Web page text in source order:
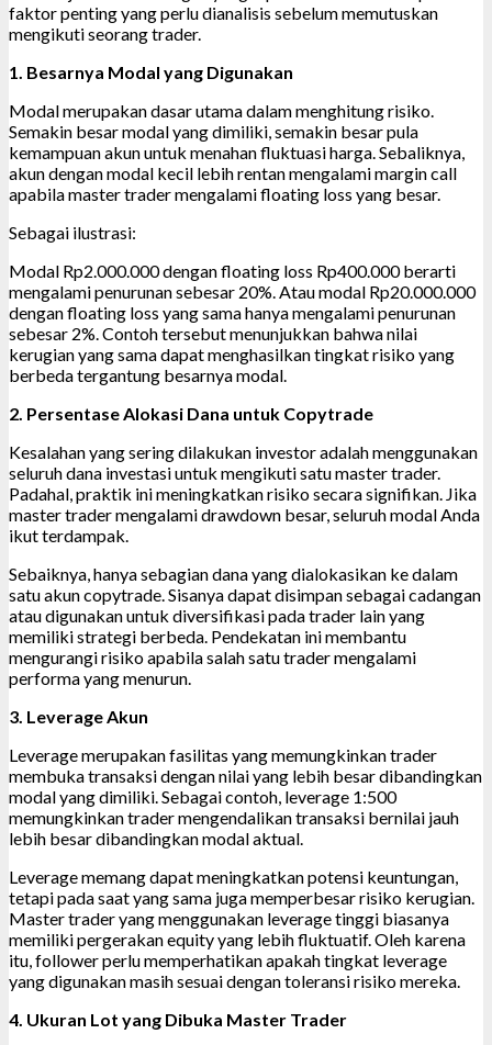
faktor penting yang perlu dianalisis sebelum memutuskan
mengikuti seorang trader.
1. Besarnya Modal yang Digunakan
Modal merupakan dasar utama dalam menghitung risiko.
Semakin besar modal yang dimiliki, semakin besar pula
kemampuan akun untuk menahan fluktuasi harga. Sebaliknya,
akun dengan modal kecil lebih rentan mengalami margin call
apabila master trader mengalami floating loss yang besar.
Sebagai ilustrasi:
Modal Rp2.000.000 dengan floating loss Rp400.000 berarti
mengalami penurunan sebesar 20%. Atau modal Rp20.000.000
dengan floating loss yang sama hanya mengalami penurunan
sebesar 2%. Contoh tersebut menunjukkan bahwa nilai
kerugian yang sama dapat menghasilkan tingkat risiko yang
berbeda tergantung besarnya modal.
2. Persentase Alokasi Dana untuk Copytrade
Kesalahan yang sering dilakukan investor adalah menggunakan
seluruh dana investasi untuk mengikuti satu master trader.
Padahal, praktik ini meningkatkan risiko secara signifikan. Jika
master trader mengalami drawdown besar, seluruh modal Anda
ikut terdampak.
Sebaiknya, hanya sebagian dana yang dialokasikan ke dalam
satu akun copytrade. Sisanya dapat disimpan sebagai cadangan
atau digunakan untuk diversifikasi pada trader lain yang
memiliki strategi berbeda. Pendekatan ini membantu
mengurangi risiko apabila salah satu trader mengalami
performa yang menurun.
3. Leverage Akun
Leverage merupakan fasilitas yang memungkinkan trader
membuka transaksi dengan nilai yang lebih besar dibandingkan
modal yang dimiliki. Sebagai contoh, leverage 1:500
memungkinkan trader mengendalikan transaksi bernilai jauh
lebih besar dibandingkan modal aktual.
Leverage memang dapat meningkatkan potensi keuntungan,
tetapi pada saat yang sama juga memperbesar risiko kerugian.
Master trader yang menggunakan leverage tinggi biasanya
memiliki pergerakan equity yang lebih fluktuatif. Oleh karena
itu, follower perlu memperhatikan apakah tingkat leverage
yang digunakan masih sesuai dengan toleransi risiko mereka.
4. Ukuran Lot yang Dibuka Master Trader